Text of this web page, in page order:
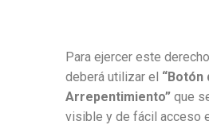
Para ejercer este
deberá utilizar el “Botón
Arrepentimiento” que
visible y de fácil acceso